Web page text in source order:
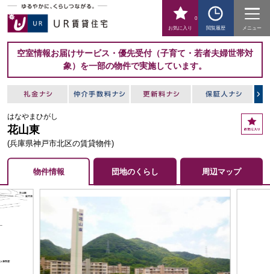
お気に入り
0
閲覧履歴
メニュー
空室情報お届けサービス・優先受付（子育て・若者夫婦世帯対
象）を一部の物件で実施しています。
はなやまひがし
花山東
(兵庫県神戸市北区の賃貸物件)
お
気
物件情報 団地のくらし 周辺マップ